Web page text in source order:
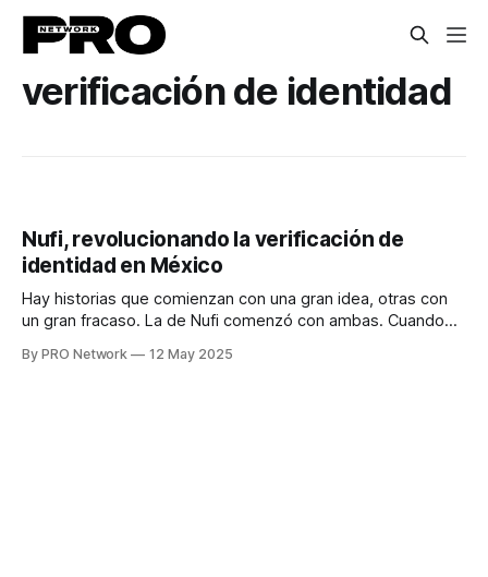
verificación de identidad
Nufi, revolucionando la verificación de
identidad en México
Hay historias que comienzan con una gran idea, otras con
un gran fracaso. La de Nufi comenzó con ambas. Cuando
de años de caminos separados —él, abogado corporativo
By PRO Network 12 May 2025